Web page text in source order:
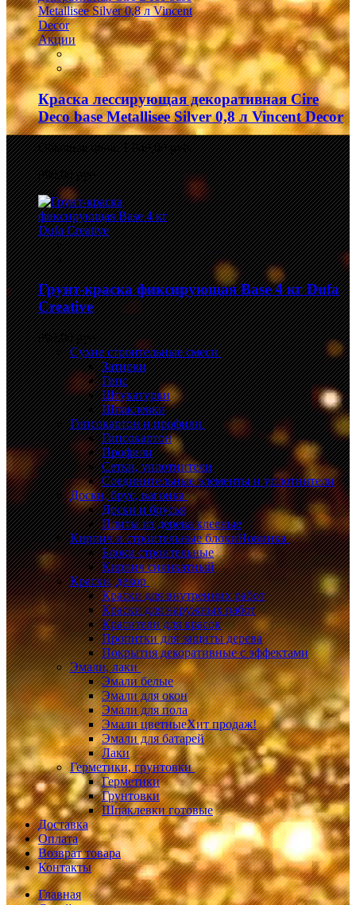
Акции
Краска лессирующая декоративная Cire
Deco base Metallisee Silver 0,8 л Vincent Decor
Обычная цена: 1 049,00 руб.
990,00 руб.
Грунт-краска фиксирующая Base 4 кг Dufa
Creative
999,00 руб.
Сухие строительные смеси
Затирки
Гипс
Штукатурки
Шпаклевки
Гипсокартон и профили
Гипсокартон
Профили
Сетки, уплотнители
Соединительные элементы и уплотнители
Доски, брус, вагонка
Доски и брусья
Плиты из дерева клееные
Кирпич и строительные блокиНовинка
Блоки строительные
Кирпич силикатный
Краски, декор
Краски для внутренних работ
Краски для наружных работ
Красители для красок
Пропитки для защиты дерева
Покрытия декоративные с эффектами
Эмали, лаки
Эмали белые
Эмали для окон
Эмали для пола
Эмали цветныеХит продаж!
Эмали для батарей
Лаки
Герметики, грунтовки
Герметики
Грунтовки
Шпаклевки готовые
Доставка
Оплата
Возврат товара
Контакты
Главная